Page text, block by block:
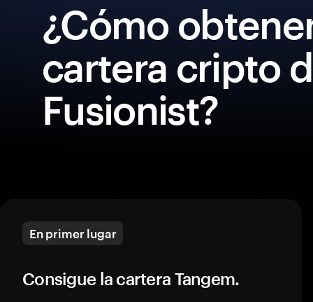
¿Cómo
cartera cripto
Fusionist?
En primer lugar
Consigue la cartera Tangem.